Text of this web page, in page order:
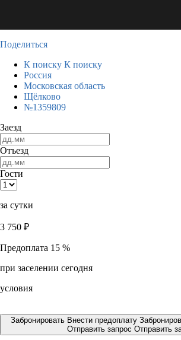
Поделиться
К поиску К поиску
Россия
Московская область
Щёлково
№1359809
Заезд
Отъезд
Гости
за сутки
3 750 ₽
Предоплата 15 %
при заселении сегодня
условия
Забронировать Внести предоплату
Отправить запрос Отправить